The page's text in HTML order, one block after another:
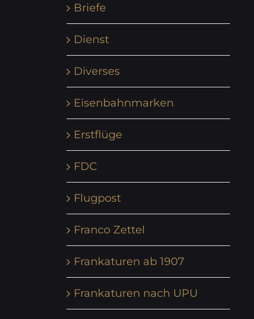
Briefe
Dienst
Diverses
Eisenbahnmarken
Erstflüge
FDC
Flugpost
Franco Zettel
Frankaturen ab 1907
Frankaturen nach UPU